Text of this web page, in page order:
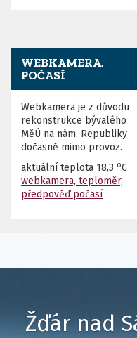
WEBKAMERA,
POČASÍ
Webkamera je z důvodu
rekonstrukce bývalého
MěÚ na nám. Republiky
dočasně mimo provoz.
aktuální teplota 18,3 oC
webkamera, teploměr,
předpověď počasí
Žďár nad